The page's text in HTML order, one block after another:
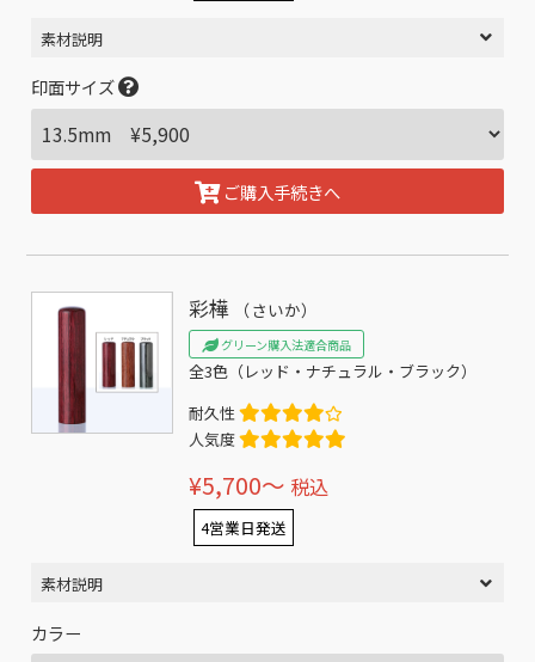
素材説明
印面サイズ
ご購入手続きへ
彩樺 （さいか）
グリーン購入法適合商品
全3色（レッド・ナチュラル・ブラック）
耐久性
人気度
¥5,700〜 税込
4営業日発送
素材説明
カラー